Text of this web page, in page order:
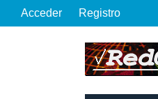
Acceder Registro